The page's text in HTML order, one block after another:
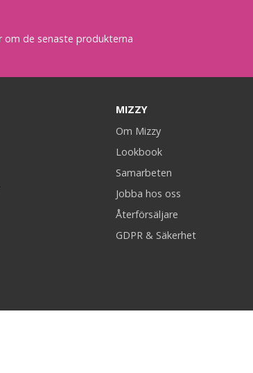
om de senaste produkterna
MIZZY
Om Mizzy
Lookbook
Samarbeten
Jobba hos oss
Återförsäljare
GDPR & Säkerhet